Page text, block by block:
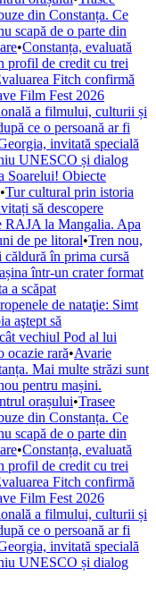
din Constanța. Ce
scapă de o parte din
•Constanța, evaluată
profil de credit cu trei
Fitch confirmă
Film Fest 2026
a filmului, culturii și
ce o persoană ar fi
invitată specială
UNESCO și dialog
Soarelui! Obiecte
•Tur cultural prin istoria
să descopere
RAJA la Mangalia. Apa
de pe litoral•Tren nou,
în prima cursă
într-un crater format
a scăpat
de nataţie: Simt
aştept să
vechiul Pod al lui
ocazie rară•Avarie
Mai multe străzi sunt
pentru mașini.
orașului•Trasee
din Constanța. Ce
scapă de o parte din
•Constanța, evaluată
profil de credit cu trei
Fitch confirmă
Film Fest 2026
a filmului, culturii și
ce o persoană ar fi
invitată specială
UNESCO și dialog